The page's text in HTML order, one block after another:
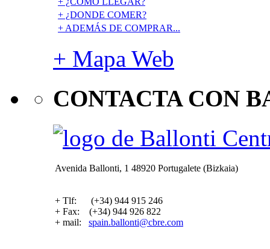
+ ¿DONDE COMER?
+ ADEMÁS DE COMPRAR...
+ Mapa Web
CONTACTA CON
Avenida Ballonti, 1 48920 Portugalete (Bizkaia)
+ Tlf: (+34) 944 915 246
+ Fax: (+34) 944 926 822
+ mail: spain.ballonti@cbre.com